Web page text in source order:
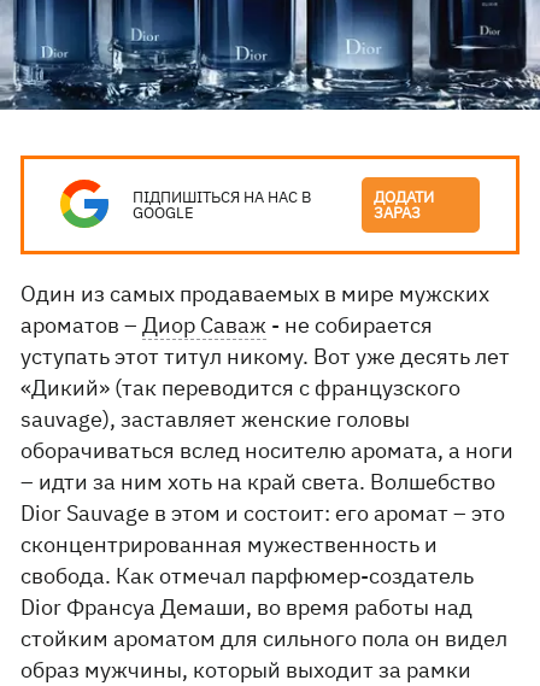
ПІДПИШІТЬСЯ НА НАС В
GOOGLE
ДОДАТИ
ЗАРАЗ
Один из самых продаваемых в мире мужских
ароматов –Диор Саваж - не собирается
уступать этот титул никому. Вот уже десять лет
«Дикий» (так переводится с французского
sauvage), заставляет женские головы
оборачиваться вслед носителю аромата, а ноги
– идти за ним хоть на край света. Волшебство
Dior Sauvage в этом и состоит: его аромат – это
сконцентрированная мужественность и
свобода. Как отмечал парфюмер-создатель
Dior Франсуа Демаши, во время работы над
стойким ароматом для сильного пола он видел
образ мужчины, который выходит за рамки